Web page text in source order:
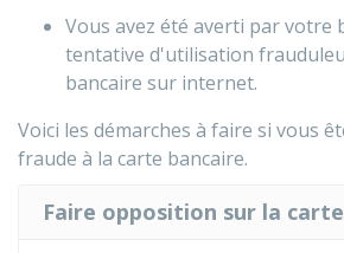
Vous avez été averti par votre
tentative d'utilisation
bancaire sur internet.
Voici les démarches à faire si vous
fraude à la carte bancaire.
Faire opposition sur la